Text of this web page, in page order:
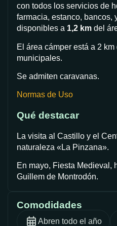
con todos los servicios de
farmacia, estanco, bancos,
disponibles a 1,2 km del
El área cámper está a 2 km
municipales.
Se admiten caravanas.
Normas de Uso
Qué destacar
La visita al Castillo y el
naturaleza «La Pinzana».
En mayo, Fiesta Medieval,
Guillem de Montrodón.
Comodidades
Abren todo el año